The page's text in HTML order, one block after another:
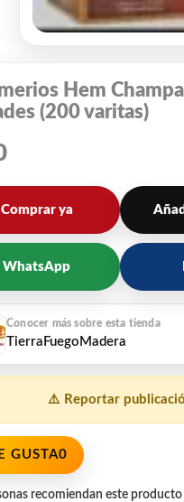
Hem
(200 varitas)
Comprar ya
WhatsApp
TierraFuegoMadera
⚠️ Reportar
GUSTA0
recomiendan este producto